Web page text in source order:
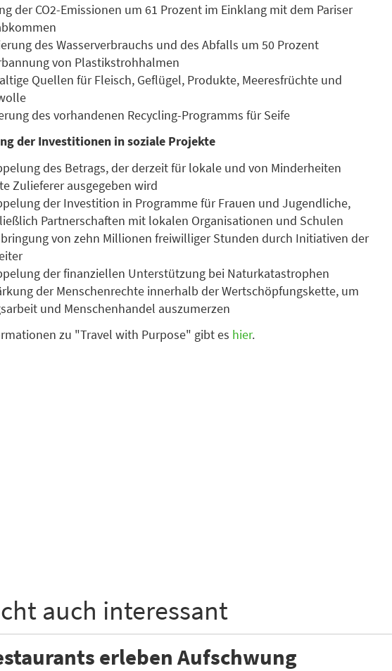
der CO2-Emissionen um 61 Prozent im Einklang mit dem Pariser
des Wasserverbrauchs und des Abfalls um 50 Prozent
von Plastikstrohhalmen
Quellen für Fleisch, Geflügel, Produkte, Meeresfrüchte und
des vorhandenen Recycling-Programms für Seife
der Investitionen in soziale Projekte
des Betrags, der derzeit für lokale und von Minderheiten
Zulieferer ausgegeben wird
der Investition in Programme für Frauen und Jugendliche,
Partnerschaften mit lokalen Organisationen und Schulen
von zehn Millionen freiwilliger Stunden durch Initiativen der
der finanziellen Unterstützung bei Naturkatastrophen
der Menschenrechte innerhalb der Wertschöpfungskette, um
und Menschenhandel auszumerzen
zu "Travel with Purpose" gibt es hier.
auch interessant
erleben Aufschwung